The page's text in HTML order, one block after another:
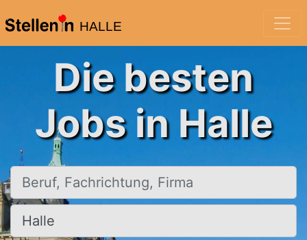
HALLE
Die besten
Jobs in Halle
Beruf, Fachrichtung, Firma
Ort, Stadt